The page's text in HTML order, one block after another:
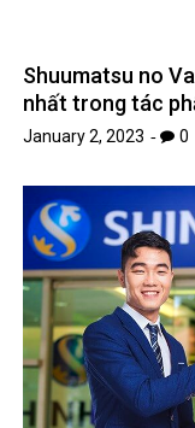
Anime Cuộc
tiết lộ công chiếu
viên
Shuumatsu no
nhất trong tác
January 2, 2023 0